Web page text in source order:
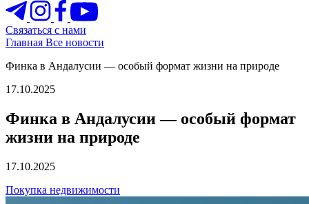
Связаться с нами
Главная Все новости
Финкa в Андалусии — особый формат жизни на природе
17.10.2025
Финкa в Андалусии — особый формат
жизни на природе
17.10.2025
Покупка недвижимости